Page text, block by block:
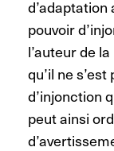
d’adaptation
pouvoir
l’auteur de
qu’il ne
d’injonction
peut ainsi